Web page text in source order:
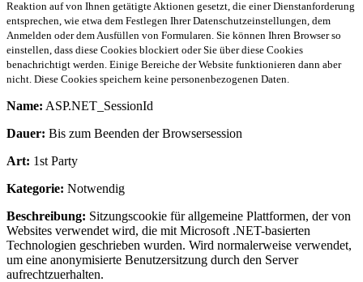
Reaktion auf von Ihnen getätigte Aktionen gesetzt, die einer Dienstanforderung
entsprechen, wie etwa dem Festlegen Ihrer Datenschutzeinstellungen, dem
Anmelden oder dem Ausfüllen von Formularen. Sie können Ihren Browser so
einstellen, dass diese Cookies blockiert oder Sie über diese Cookies
benachrichtigt werden. Einige Bereiche der Website funktionieren dann aber
nicht. Diese Cookies speichern keine personenbezogenen Daten.
Name: ASP.NET_SessionId
Dauer: Bis zum Beenden der Browsersession
Art: 1st Party
Kategorie: Notwendig
Beschreibung: Sitzungscookie für allgemeine Plattformen, der von
Websites verwendet wird, die mit Microsoft .NET-basierten
Technologien geschrieben wurden. Wird normalerweise verwendet,
um eine anonymisierte Benutzersitzung durch den Server
aufrechtzuerhalten.